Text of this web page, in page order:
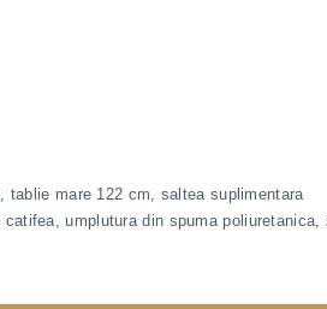
tablie mare 122 cm, saltea suplimentara
umplutura din spuma